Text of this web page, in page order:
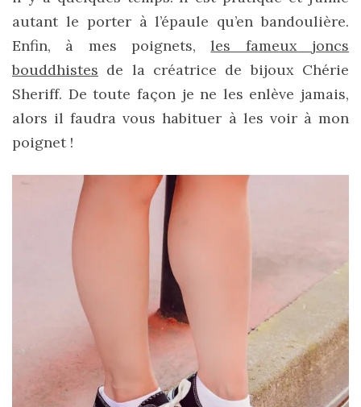
Tutoriels
(70)
Lifestyle
(154)
Bonnes
adresses/Evénements
Coups
coeur
Digital/Blogging
(15)
Lecture/Séries
autant le porter à l’épaule qu’en bandoulière.
Enfin, à mes poignets,les fameux joncs
bouddhistes de la créatrice de bijoux Chérie
Sheriff. De toute façon je ne les enlève jamais,
alors il faudra vous habituer à les voir à mon
poignet !